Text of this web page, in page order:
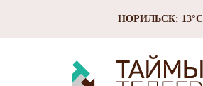
НОРИЛЬСК: 13°C